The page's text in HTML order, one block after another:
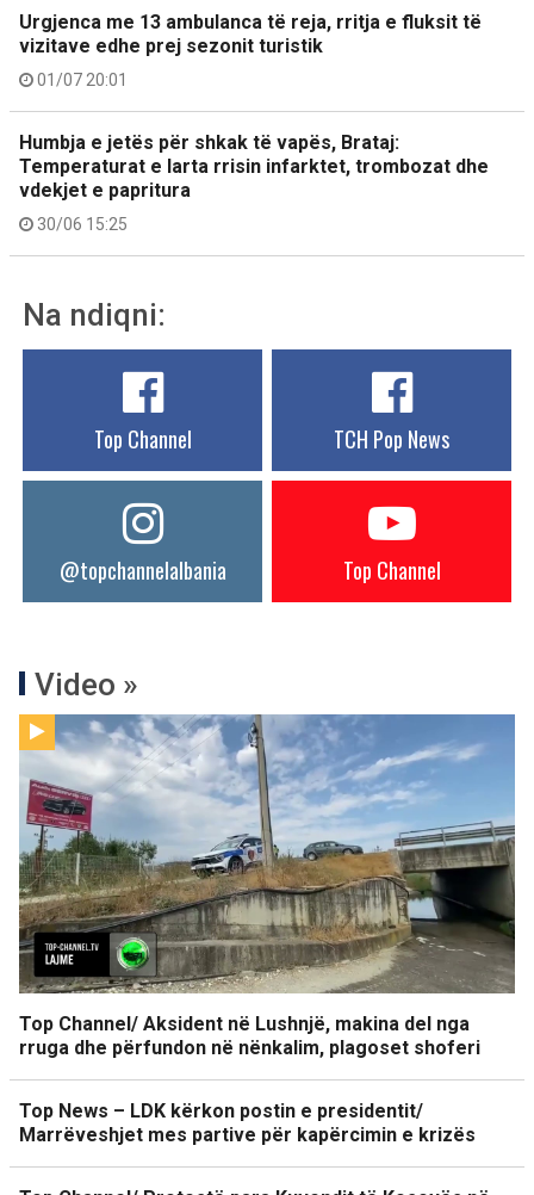
Urgjenca me 13 ambulanca të reja, rritja e fluksit të
vizitave edhe prej sezonit turistik
01/07 20:01
Humbja e jetës për shkak të vapës, Brataj:
Temperaturat e larta rrisin infarktet, trombozat dhe
vdekjet e papritura
30/06 15:25
Na ndiqni:
Top Channel TCH Pop News
@topchannelalbania Top Channel
Video »
Top Channel/ Aksident në Lushnjë, makina del nga
rruga dhe përfundon në nënkalim, plagoset shoferi
Top News – LDK kërkon postin e presidentit/
Marrëveshjet mes partive për kapërcimin e krizës